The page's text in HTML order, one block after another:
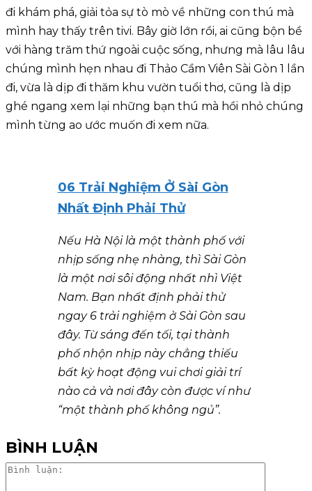
đi khám phá, giải tỏa sự tò mò về những con thú mà
mình hay thấy trên tivi. Bây giờ lớn rồi, ai cũng bộn bề
với hàng trăm thứ ngoài cuộc sống, nhưng mà lâu lâu
chúng mình hẹn nhau đi Thảo Cầm Viên Sài Gòn 1 lần
đi, vừa là dịp đi thăm khu vườn tuổi thơ, cũng là dịp
ghé ngang xem lại những bạn thú mà hồi nhỏ chúng
mình từng ao ước muốn đi xem nữa.
06 Trải Nghiệm Ở Sài Gòn
Nhất Định Phải Thử
Nếu Hà Nội là một thành phố với
nhịp sống nhẹ nhàng, thì Sài Gòn
là một nơi sôi động nhất nhì Việt
Nam. Bạn nhất định phải thử
ngay 6 trải nghiệm ở Sài Gòn sau
đây. Từ sáng đến tối, tại thành
phố nhộn nhịp này chẳng thiếu
bất kỳ hoạt động vui chơi giải trí
nào cả và nơi đây còn được ví như
“một thành phố không ngủ”.
BÌNH LUẬN